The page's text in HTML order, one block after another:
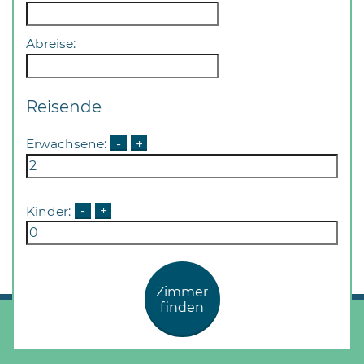
Abreise:
Reisende
Erwachsene: - +
Kinder: - +
Zimmer
finden